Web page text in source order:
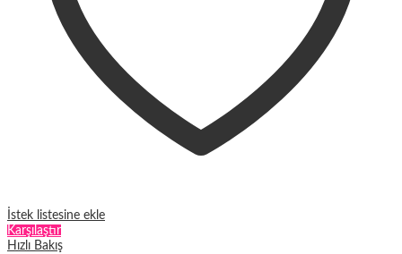
İstek listesine ekle
Karşılaştır
Hızlı Bakış